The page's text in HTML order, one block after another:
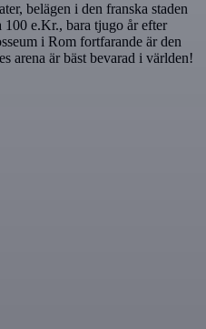
belägen i den franska staden
e.Kr., bara tjugo år efter
i Rom fortfarande är den
arena är bäst bevarad i världen!